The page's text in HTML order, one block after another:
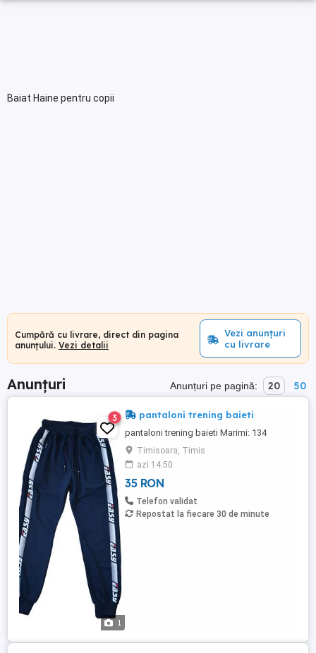
Baiat Haine pentru copii
Cumpără cu livrare, direct din pagina
anunțului. Vezi detalii
Vezi anunțuri
cu livrare
Anunțuri Anunțuri pe pagină: 20 50
1
3 pantaloni trening baieti
pantaloni trening baieti Marimi: 134
Timisoara, Timis
azi 14:50
35 RON
Telefon validat
Repostat la fiecare 30 de minute